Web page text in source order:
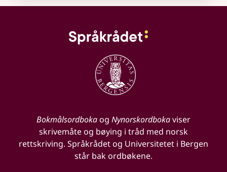
Bokmålsordbokaog Nynorskordbokaviser
skrivemåte og bøying i tråd med norsk
rettskriving. Språkrådet og Universitetet i Bergen
står bak ordbøkene.